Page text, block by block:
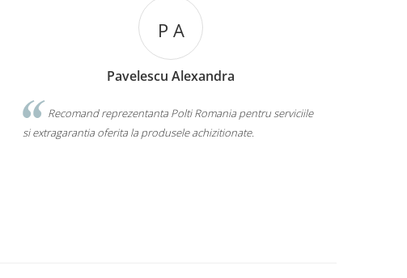
P A
Pavelescu Alexandra
Recomand reprezentanta Polti Romania pentru serviciile
si extragarantia oferita la produsele achizitionate.